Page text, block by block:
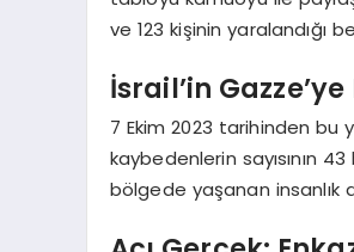
ve 123 kişinin yaralandığı
İsrail’in
7 Ekim 2023 tarihinden bu
kaybedenlerin sayısının 43
bölgede yaşanan insanlık